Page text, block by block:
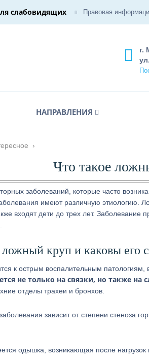
слабовидящих Правовая
г.
НАПРАВЛЕНИЯ
›
Что такое
заболеваний, которые часто
имеют различную этиологию.
входят дети до трех лет.
ложный круп и каковы его
к острым воспалительным патологиям,
не только на связки, но также на
отделы трахеи и бронхов.
зависит от степени стеноза
одышка, возникающая после